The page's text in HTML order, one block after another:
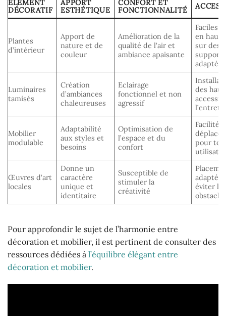
ÉLÉMENT
DÉCORATIF
APPORT
ESTHÉTIQUE
CONFORT ET
FONCTIONNALITÉ
Plantes
d’intérieur
Apport de
nature et de
couleur
Amélioration de la
qualité de l’air et
ambiance apaisante
Faciles
en
sur des
supports
adaptés
Luminaires
tamisés
Création
d’ambiances
chaleureuses
Eclairage
fonctionnel et non
agressif
des
Mobilier
modulable
Adaptabilité
aux styles et
besoins
Optimisation de
l’espace et du
confort
Facilité
pour
Œuvres d’art
locales
Donne un
caractère
unique et
identitaire
Susceptible de
stimuler la
créativité
adaptés
éviter
Pour approfondir le sujet de l’harmonie entre
décoration et mobilier, il est pertinent de consulter des
ressources dédiées à l’équilibre élégant entre
décoration et mobilier.